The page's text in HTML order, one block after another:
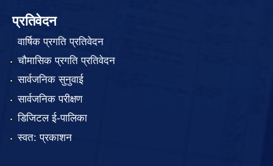
प्रतिवेदन
वार्षिक प्रगति प्रतिवेदन
चौमासिक प्रगति प्रतिवेदन
सार्वजनिक सुनुवाई
सार्वजनिक परीक्षण
डिजिटल ई-पालिका
स्वत: प्रकाशन